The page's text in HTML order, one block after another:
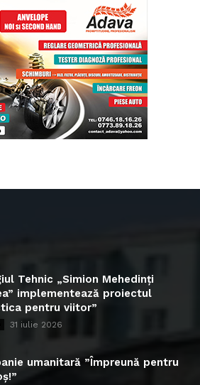
Tehnic „Simion Mehedinți
implementează proiectul
pentru viitor”
31 iulie 2026
umanitară ”Împreună pentru